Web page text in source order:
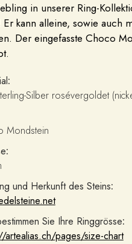
in unserer Ring-
Er kann alleine, sowie auch
Der eingefasste Choco
:
Silber rosévergoldet
Mondstein
:
und Herkunft des Steins:
Sie Ihre Ringgrösse:
artealias.ch/pages/size-chart